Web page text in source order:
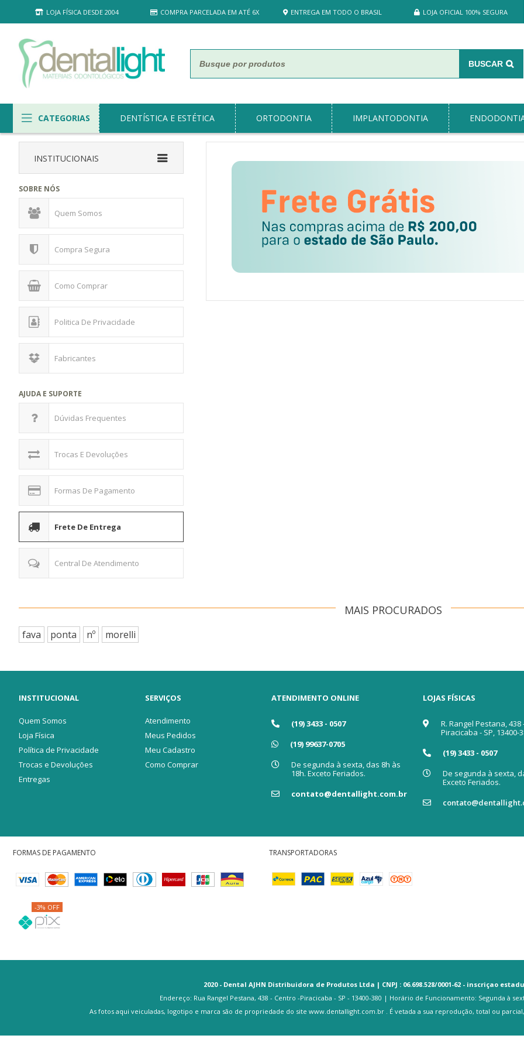
LOJA FÍSICA DESDE 2004 COMPRA PARCELADA EM ATÉ 6X ENTREGA EM TODO O BRASIL LOJA OFICIAL 100% SEGURA
BUSCAR
CATEGORIAS DENTÍSTICA E ESTÉTICA ORTODONTIA IMPLANTODONTIA
INSTITUCIONAIS
SOBRE NÓS
Quem Somos
Compra Segura
Como Comprar
Politica De Privacidade
Fabricantes
AJUDA E SUPORTE
Dúvidas Frequentes
Trocas E Devoluções
Formas De Pagamento
Frete De Entrega
Central De Atendimento
MAIS PROCURADOS
fava ponta nº morelli
INSTITUCIONAL
Quem Somos
Loja Física
Política de Privacidade
Trocas e Devoluções
Entregas
SERVIÇOS
Atendimento
Meus Pedidos
Meu Cadastro
Como Comprar
ATENDIMENTO ONLINE
(19) 3433 - 0507
(19) 99637-0705
De segunda à sexta, das 8h às
18h. Exceto Feriados.
contato@dentallight.com.br
LOJAS FÍSICAS
R. Rangel Pestana, 438
Piracicaba - SP, 13400-
(19) 3433 - 0507
De segunda à sexta,
Exceto Feriados.
FORMAS DE PAGAMENTO
-3% OFF
TRANSPORTADORAS
2020 - Dental AJHN Distribuidora de Produtos Ltda | CNPJ : 06.698.528/0001-62 - inscriçao
Endereço: Rua Rangel Pestana, 438 - Centro -Piracicaba - SP - 13400-380 | Horário de Funcionamento: Segunda à
As fotos aqui veiculadas, logotipo e marca são de propriedade do site www.dentallight.com.br . É vetada a sua reprodução, total ou